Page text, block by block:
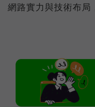
網路實力與技術布局